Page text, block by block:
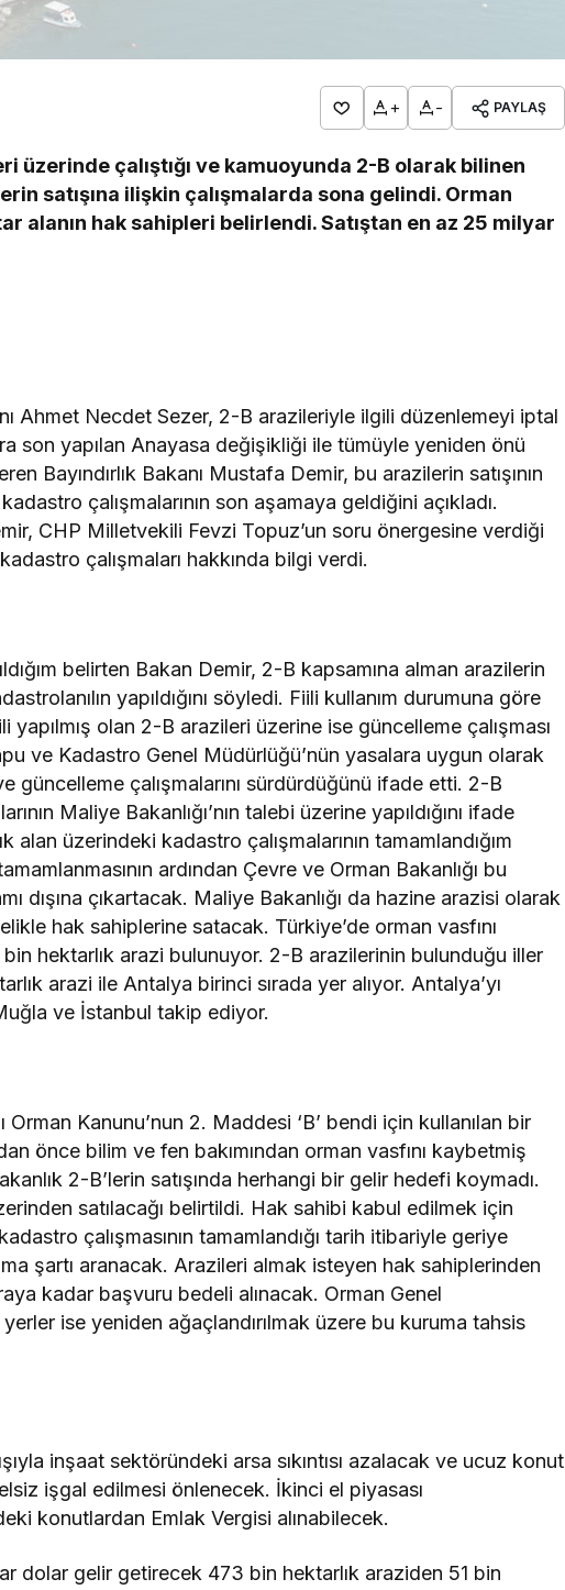
+ - PAYLAŞ
üzerinde çalıştığı ve kamuoyunda 2-B olarak bilinen
satışına ilişkin çalışmalarda sona gelindi. Orman
alanın hak sahipleri belirlendi. Satıştan en az 25 milyar
Ahmet Necdet Sezer, 2-B arazileriyle ilgili düzenlemeyi iptal
son yapılan Anayasa değişikliği ile tümüyle yeniden önü
Bayındırlık Bakanı Mustafa Demir, bu arazilerin satışının
çalışmalarının son aşamaya geldiğini açıkladı.
CHP Milletvekili Fevzi Topuz’un soru önergesine verdiği
çalışmaları hakkında bilgi verdi.
belirten Bakan Demir, 2-B kapsamına alman arazilerin
yapıldığını söyledi. Fiili kullanım durumuna göre
olan 2-B arazileri üzerine ise güncelleme çalışması
ve Kadastro Genel Müdürlüğü’nün yasalara uygun olarak
güncelleme çalışmalarını sürdürdüğünü ifade etti. 2-B
Maliye Bakanlığı’nın talebi üzerine yapıldığını ifade
alan üzerindeki kadastro çalışmalarının tamamlandığım
ardından Çevre ve Orman Bakanlığı bu
dışına çıkartacak. Maliye Bakanlığı da hazine arazisi olarak
hak sahiplerine satacak. Türkiye’de orman vasfını
hektarlık arazi bulunuyor. 2-B arazilerinin bulunduğu iller
arazi ile Antalya birinci sırada yer alıyor. Antalya’yı
ve İstanbul takip ediyor.
Orman Kanunu’nun 2. Maddesi ‘B’ bendi için kullanılan bir
önce bilim ve fen bakımından orman vasfını kaybetmiş
2-B’lerin satışında herhangi bir gelir hedefi koymadı.
satılacağı belirtildi. Hak sahibi kabul edilmek için
çalışmasının tamamlandığı tarih itibariyle geriye
şartı aranacak. Arazileri almak isteyen hak sahiplerinden
kadar başvuru bedeli alınacak. Orman Genel
ise yeniden ağaçlandırılmak üzere bu kuruma tahsis
inşaat sektöründeki arsa sıkıntısı azalacak ve ucuz konut
işgal edilmesi önlenecek. İkinci el piyasası
konutlardan Emlak Vergisi alınabilecek.
dolar gelir getirecek 473 bin hektarlık araziden 51 bin